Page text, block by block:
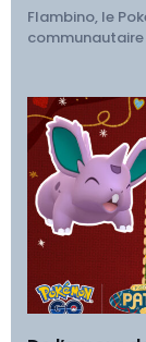
Flambino, le
communautaire